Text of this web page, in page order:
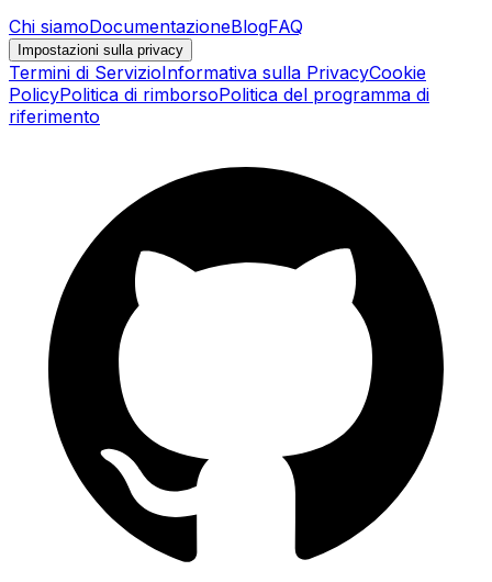
Chi siamoDocumentazioneBlogFAQ
Impostazioni sulla privacy
Termini di ServizioInformativa sulla PrivacyCookie
PolicyPolitica di rimborsoPolitica del programma di
riferimento